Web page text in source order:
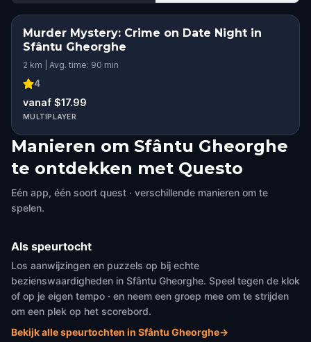
Murder Mystery: Crime on Date Night in
Sfântu Gheorghe
2 km | Avg. time: 90 min
4
vanaf $17.99
MULTIPLAYER
Manieren om Sfântu Gheorghe
te ontdekken met Questo
Eén app, één soort quest · verschillende manieren om te
spelen.
Als speurtocht
Los aanwijzingen en puzzels op bij echte
bezienswaardigheden in Sfântu Gheorghe. Speel tegen de klok
of op je eigen tempo · en neem een groep mee om te strijden
om een plek op het scorebord.
Bekijk alle speurtochten in Sfântu Gheorghe→